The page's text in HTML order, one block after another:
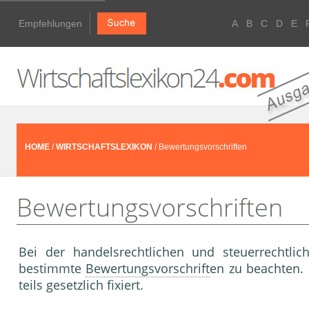
Empfehlungen A B C D E
HOME /WIRTSCHAFTSLEXIKON / Bewertungsvorschriften
Bewertungsvorschriften
Bei der handelsrechtlichen und
bestimmte Bewertungsvorschriften zu
teils gesetzlich fixiert.